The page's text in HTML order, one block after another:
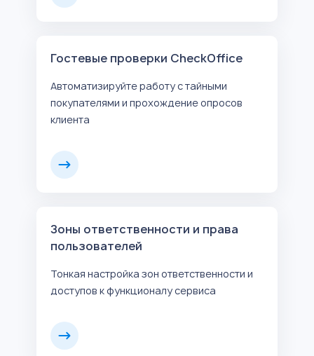
Гостевые проверки CheckOffice
Автоматизируйте работу с тайными
покупателями и прохождение опросов
клиента
Зоны ответственности и права
пользователей
Тонкая настройка зон ответственности и
доступов к функционалу сервиса